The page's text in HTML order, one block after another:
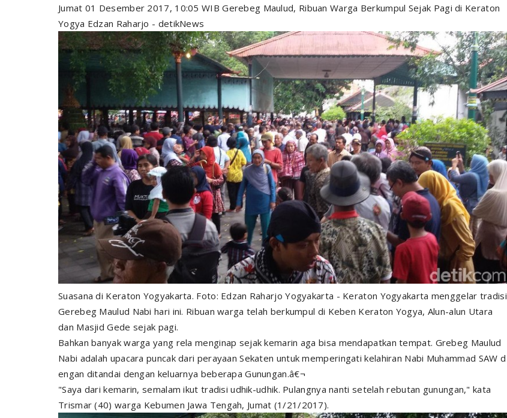
Jumat 01 Desember 2017, 10:05 WIB Gerebeg Maulud, Ribuan Warga Berkumpul Sejak Pagi di Keraton
Yogya Edzan Raharjo - detikNews
Suasana di Keraton Yogyakarta. Foto: Edzan Raharjo Yogyakarta - Keraton Yogyakarta menggelar tradisi
Gerebeg Maulud Nabi hari ini. Ribuan warga telah berkumpul di Keben Keraton Yogya, Alun-alun Utara
dan Masjid Gede sejak pagi.
Bahkan banyak warga yang rela menginap sejak kemarin aga bisa mendapatkan tempat. Grebeg Maulud
Nabi adalah upacara puncak dari perayaan Sekaten untuk memperingati kelahiran Nabi Muhammad SAW d
engan ditandai dengan keluarnya beberapa Gunungan.â€¬
"Saya dari kemarin, semalam ikut tradisi udhik-udhik. Pulangnya nanti setelah rebutan gunungan," kata
Trismar (40) warga Kebumen Jawa Tengah, Jumat (1/21/2017).